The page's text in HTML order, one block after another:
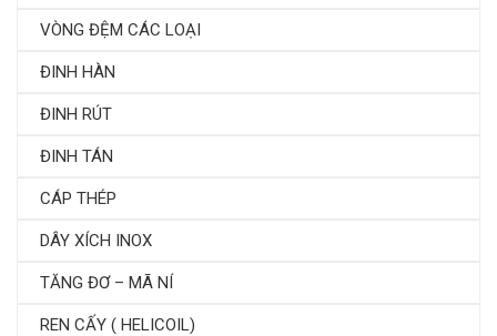
VÒNG ĐỆM CÁC LOẠI
ĐINH HÀN
ĐINH RÚT
ĐINH TÁN
CÁP THÉP
DÂY XÍCH INOX
TĂNG ĐƠ – MÃ NÍ
REN CẤY ( HELICOIL)